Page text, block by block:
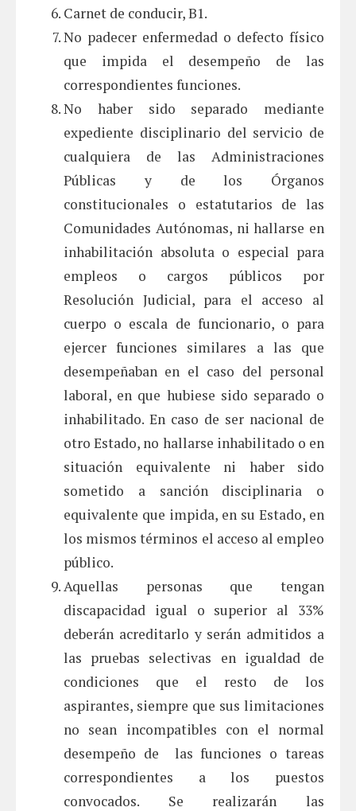
Carnet de conducir, B1.
No padecer enfermedad o defecto físico
que impida el desempeño de las
correspondientes funciones.
No haber sido separado mediante
expediente disciplinario del servicio de
cualquiera de las Administraciones
Públicas y de los Órganos
constitucionales o estatutarios de las
Comunidades Autónomas, ni hallarse en
inhabilitación absoluta o especial para
empleos o cargos públicos por
Resolución Judicial, para el acceso al
cuerpo o escala de funcionario, o para
ejercer funciones similares a las que
desempeñaban en el caso del personal
laboral, en que hubiese sido separado o
inhabilitado. En caso de ser nacional de
otro Estado, no hallarse inhabilitado o en
situación equivalente ni haber sido
sometido a sanción disciplinaria o
equivalente que impida, en su Estado, en
los mismos términos el acceso al empleo
público.
Aquellas personas que tengan
discapacidad igual o superior al 33%
deberán acreditarlo y serán admitidos a
las pruebas selectivas en igualdad de
condiciones que el resto de los
aspirantes, siempre que sus limitaciones
no sean incompatibles con el normal
desempeño de las funciones o tareas
correspondientes a los puestos
convocados. Se realizarán las